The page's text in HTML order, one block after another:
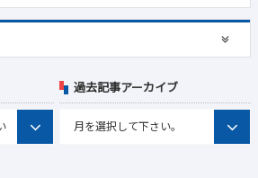
過去記事アーカイブ